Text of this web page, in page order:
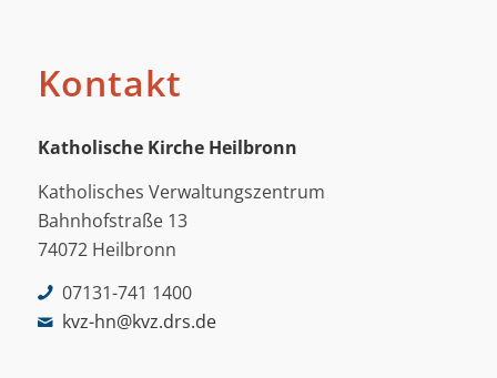
Kontakt
Katholische Kirche Heilbronn
Katholisches Verwaltungszentrum
Bahnhofstraße 13
74072 Heilbronn
07131-741 1400
kvz-hn@kvz.drs.de